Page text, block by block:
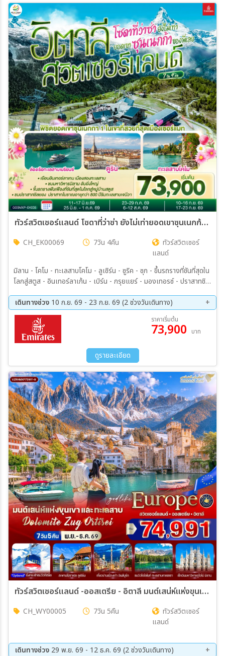
ทัวร์สวิตเซอร์แลนด์ โซดาที่ว่าซ่า ยังไม่เท่ายอดเขาซุนเนกก้าของพี่เลย อิตาลี สวิตเซอร์แลนด์ 7วัน 4คืน (EK)
CH_EK00069 7วัน 4คืน
ทัวร์สวิตเซอร์
แลนด์
มิลาน - โคโม - ทะเลสาบโคโม - ลูเซิร์น - ซูริค - ซุก - ขึ้นรถรางที่ชันที่สุดใน
โลกสู่สตูส - อินเทอร์ลาเก้น - เบิร์น - กรุยแยร์ - มองเทอรซ์ - ปราสาทชิล
designer outlet - มิลาน- มิลานดูโอโม
เดินทางช่วง 10 ก.ย. 69 - 23 ก.ย. 69 (2 ช่วงวันเดินทาง)
10 ก.ย. 69 - 16 ก.ย. 69 17 ก.ย. 69 - 23 ก.ย. 69
ราคาเริ่มต้น
73,900 บาท
ดูรายละเอียด
ทัวร์สวิตเซอร์แลนด์ -ออสเตรีย - อิตาลี มนต์เสน่ห์แห่งขุนเขาและทะเลสาบ Dolomite Zug Ortisei 7วัน 5คืน (WY)
CH_WY00005 7วัน 5คืน
ทัวร์สวิตเซอร์
แลนด์
เดินทางช่วง 29 พ.ย. 69 - 12 ธ.ค. 69 (2 ช่วงวันเดินทาง)